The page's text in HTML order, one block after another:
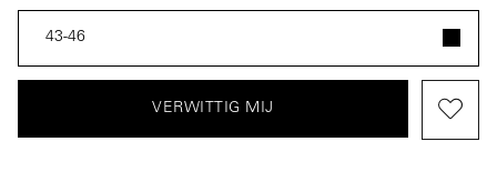
43-46
VERWITTIG MIJ